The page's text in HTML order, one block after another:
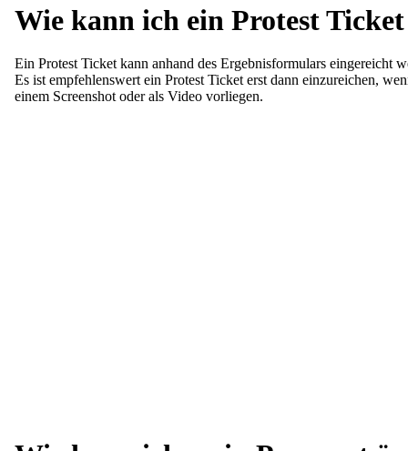
Wie kann ich ein Protest
Ein Protest Ticket kann anhand des Ergebnisformulars eingereicht
Es ist empfehlenswert ein Protest Ticket erst dann einzureichen,
einem Screenshot oder als Video vorliegen.